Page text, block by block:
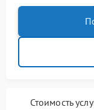
Стоимость